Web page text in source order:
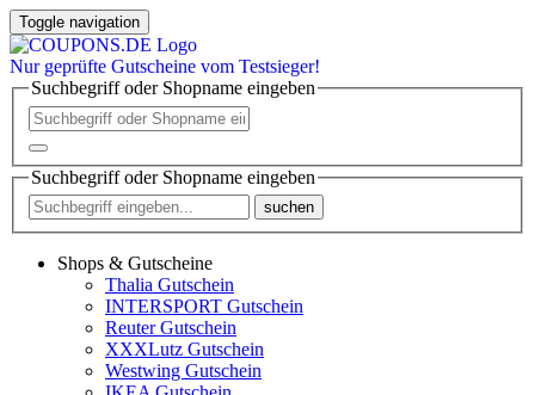
Toggle navigation
Nur geprüfte Gutscheine vom Testsieger!
Suchbegriff oder Shopname eingeben
Suchbegriff oder Shopname eingeben
suchen
Shops & Gutscheine
Thalia Gutschein
INTERSPORT Gutschein
Reuter Gutschein
XXXLutz Gutschein
Westwing Gutschein